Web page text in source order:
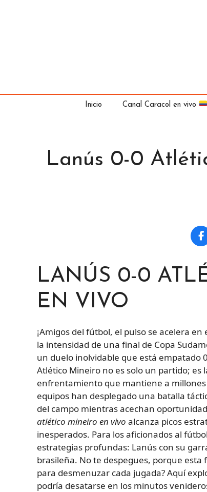
Inicio Canal Caracol en vivo
Lanús 0-0
LANÚS 0-0
EN VIVO
¡Amigos del fútbol, el pulso se acelera
la intensidad de una final de Copa
un duelo inolvidable que está empatado
Atlético Mineiro no es solo un partido;
enfrentamiento que mantiene a
equipos han desplegado una batalla
del campo mientras acechan
atlético mineiro en vivo alcanza picos
inesperados. Para los aficionados al
estrategias profundas: Lanús con su
brasileña. No te despegues, porque esta
para desmenuzar cada jugada? Aquí
podría desatarse en los minutos